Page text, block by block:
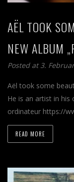
AËL TOOK
NEW ALBUM
Posted at 3.
Aël took some
He is an artist in
ordinateur https://
READ MORE